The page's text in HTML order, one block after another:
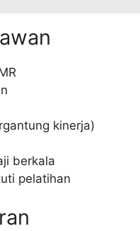
kinerja)
berkala
pelatihan